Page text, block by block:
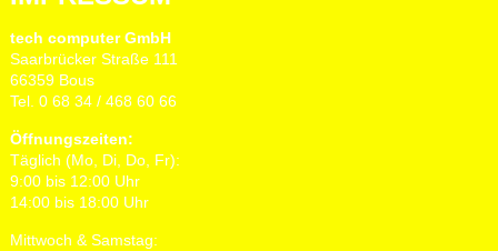
tech computer GmbH
Saarbrücker Straße 111
66359 Bous
Tel. 0 68 34 / 468 60 66
Öffnungszeiten:
Täglich (Mo, Di, Do, Fr):
9:00 bis 12:00 Uhr
14:00 bis 18:00 Uhr
Mittwoch & Samstag: